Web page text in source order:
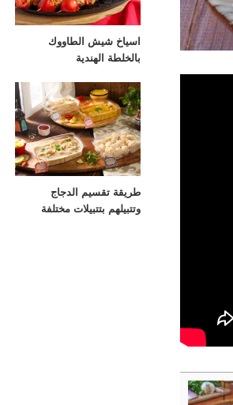
اسياخ شيش الطاووك
بالخلطة الهندية
طريقة تقسيم الدجاج
وتتبيلهم بتتبيلات مختلفة